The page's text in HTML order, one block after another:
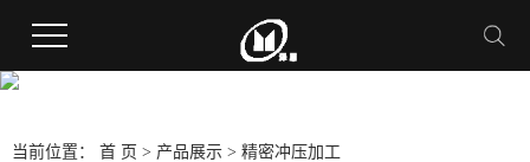
当前位置： 首 页 > 产品展示 > 精密冲压加工